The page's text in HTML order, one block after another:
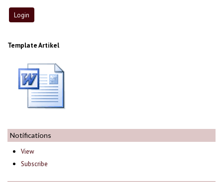
Template Artikel
Notifications
View
Subscribe